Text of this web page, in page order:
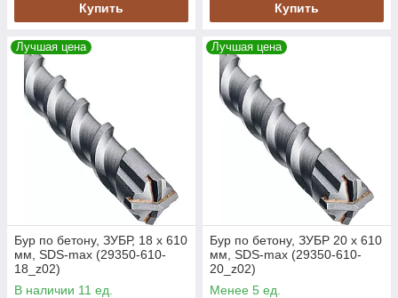
Купить Купить
Лучшая цена
Бур по бетону, ЗУБР, 18 х 610
мм, SDS-max (29350-610-
18_z02)
В наличии 11 ед.
Лучшая цена
Бур по бетону, ЗУБР 20 х 610
мм, SDS-max (29350-610-
20_z02)
Менее 5 ед.